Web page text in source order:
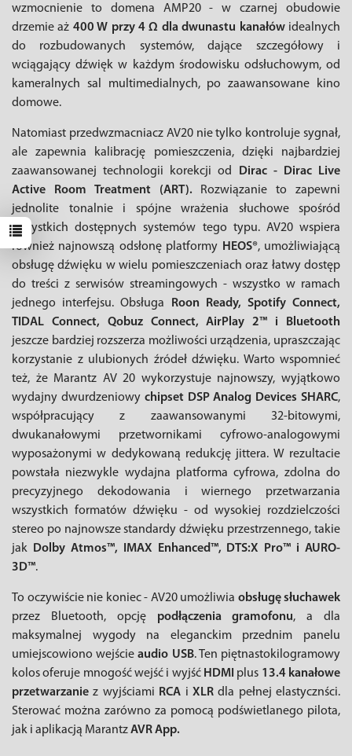
wzmocnienie to domena AMP20 - w czarnej obudowie
drzemie aż 400 W przy 4 Ω dla dwunastu kanałówidealnych
do rozbudowanych systemów, dające szczegółowy i
wciągający dźwięk w każdym środowisku odsłuchowym, od
kameralnych sal multimedialnych, po zaawansowane kino
domowe.
Natomiast przedwzmacniacz AV20 nie tylko kontroluje sygnał,
ale zapewnia kalibrację pomieszczenia, dzięki najbardziej
zaawansowanej technologii korekcji od
Dirac - Dirac Live
Active Room Treatment (ART). Rozwiązanie to zapewni
jednolite tonalnie i spójne wrażenia słuchowe spośród
wszystkich dostępnych systemów tego typu. AV20 wspiera
również najnowszą odsłonę platformy HEOS®, umożliwiającą
obsługę dźwięku w wielu pomieszczeniach oraz łatwy dostęp
do treści z serwisów streamingowych - wszystko w ramach
jednego interfejsu. Obsługa
Roon Ready, Spotify Connect,
TIDAL Connect, Qobuz Connect, AirPlay 2™ i Bluetooth
jeszcze bardziej rozszerza możliwości urządzenia, upraszczając
korzystanie z ulubionych źródeł dźwięku. Warto wspomnieć
też, że Marantz AV 20 wykorzystuje najnowszy, wyjątkowo
wydajny dwurdzeniowy chipset DSP Analog Devices SHARC,
współpracujący z zaawansowanymi 32-bitowymi,
dwukanałowymi przetwornikami cyfrowo-analogowymi
wyposażonymi w dedykowaną redukcję jittera. W rezultacie
powstała niezwykle wydajna platforma cyfrowa, zdolna do
precyzyjnego dekodowania i wiernego przetwarzania
wszystkich formatów dźwięku - od wysokiej rozdzielczości
stereo po najnowsze standardy dźwięku przestrzennego, takie
jak
Dolby Atmos™, IMAX Enhanced™, DTS:X Pro™ i AURO-
3D™.
To oczywiście nie koniec - AV20 umożliwia obsługę słuchawek
przez Bluetooth, opcję podłączenia gramofonu, a dla
maksymalnej wygody na eleganckim przednim panelu
umiejscowiono wejścieaudio USB. Ten piętnastokilogramowy
kolos oferuje mnogość wejść i wyjść HDMI plus 13.4 kanałowe
przetwarzanie z wyjściami RCA i XLRdla pełnej elastycznści.
Sterować można zarówno za pomocą podświetlanego pilota,
jak i aplikacją MarantzAVR App.